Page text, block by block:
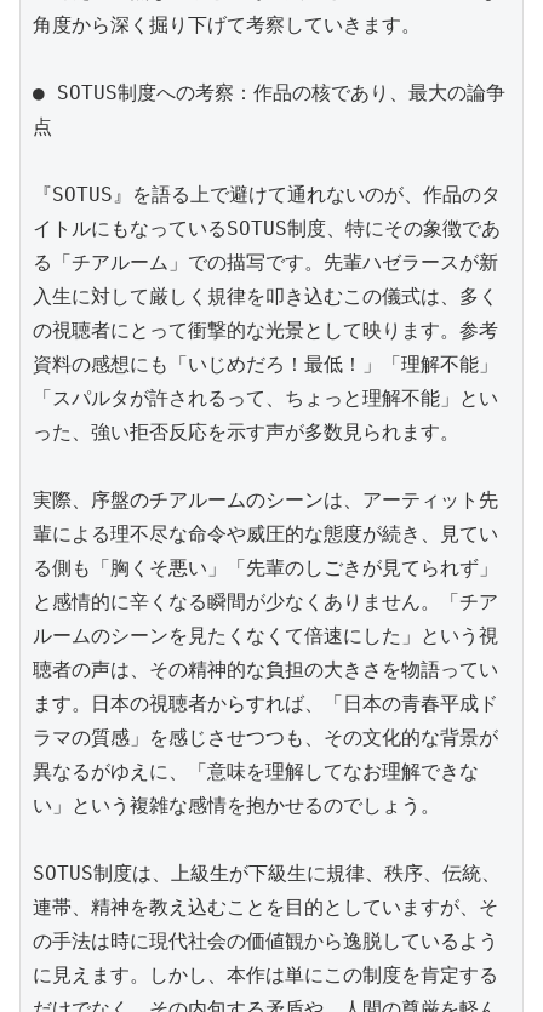
角度から深く掘り下げて考察していきます。
● SOTUS制度への考察：作品の核であり、最大の論争
点
『SOTUS』を語る上で避けて通れないのが、作品のタ
イトルにもなっているSOTUS制度、特にその象徴であ
る「チアルーム」での描写です。先輩ハゼラースが新
入生に対して厳しく規律を叩き込むこの儀式は、多く
の視聴者にとって衝撃的な光景として映ります。参考
資料の感想にも「いじめだろ！最低！」「理解不能」
「スパルタが許されるって、ちょっと理解不能」とい
った、強い拒否反応を示す声が多数見られます。
実際、序盤のチアルームのシーンは、アーティット先
輩による理不尽な命令や威圧的な態度が続き、見てい
る側も「胸くそ悪い」「先輩のしごきが見てられず」
と感情的に辛くなる瞬間が少なくありません。「チア
ルームのシーンを見たくなくて倍速にした」という視
聴者の声は、その精神的な負担の大きさを物語ってい
ます。日本の視聴者からすれば、「日本の青春平成ド
ラマの質感」を感じさせつつも、その文化的な背景が
異なるがゆえに、「意味を理解してなお理解できな
い」という複雑な感情を抱かせるのでしょう。
SOTUS制度は、上級生が下級生に規律、秩序、伝統、
連帯、精神を教え込むことを目的としていますが、そ
の手法は時に現代社会の価値観から逸脱しているよう
に見えます。しかし、本作は単にこの制度を肯定する